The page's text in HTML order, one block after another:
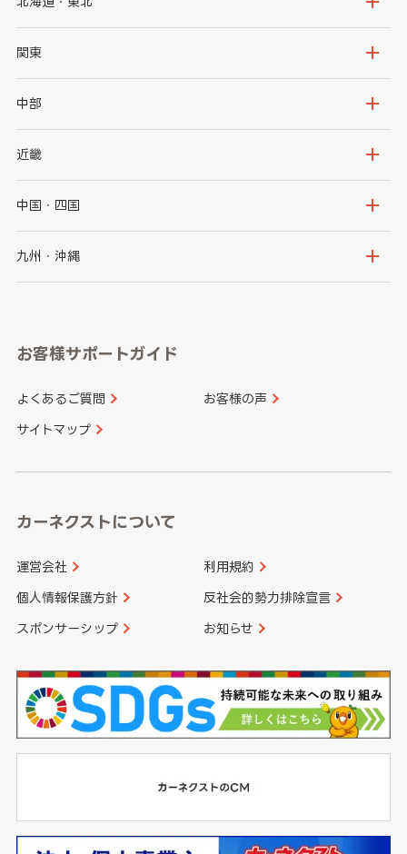
北海道
岩手県
秋田県
関東
茨城県
群馬県
千葉県
中部
新潟県
石川県
山梨県
愛知県
近畿
大阪府
京都府
和歌山県
中国・四国
鳥取県
山口県
香川県 愛媛県
九州・沖縄
長崎県
大分県 宮崎県
お客様サポートガイド
よくあるご質問 お客様の声
サイトマップ
カーネクストについて
運営会社 利用規約
個人情報保護方針 反社会的勢力排除宣言
スポンサーシップ お知らせ